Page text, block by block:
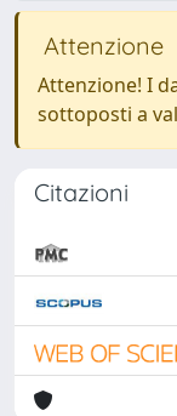
Attenzione
Attenzione! I
sottoposti a
Citazioni